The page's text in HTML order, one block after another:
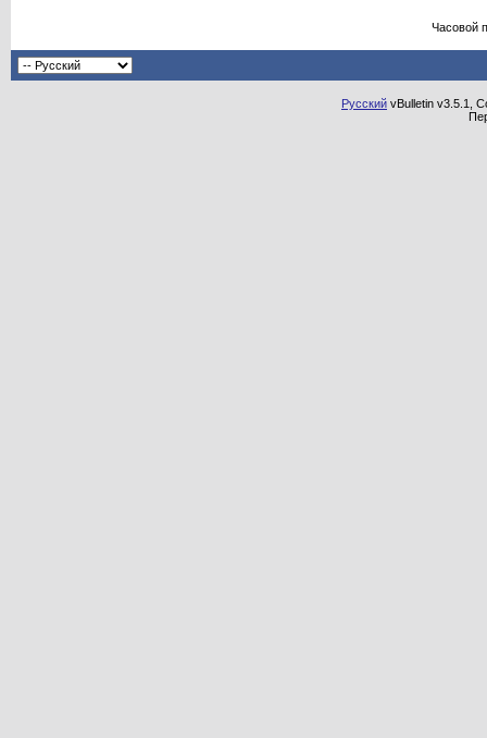
Часовой
Русский vBulletin v3.5.1,